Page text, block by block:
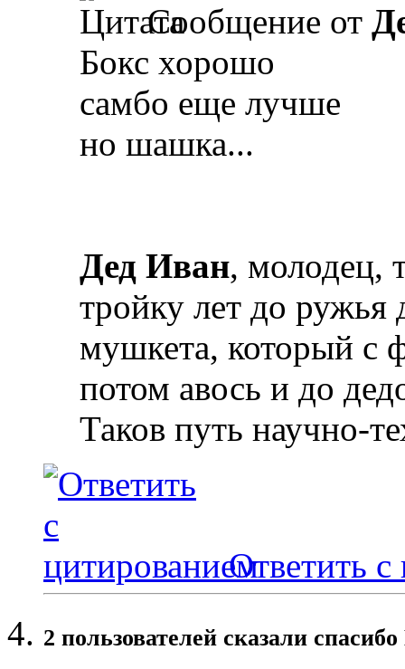
Сообщение от
Бокс хорошо
самбо еще лучше
но шашка...
Дед Иван, молодец,
тройку лет до ружья
мушкета, который с
потом авось и до
Таков путь научно-
Ответить с
2 пользователей сказали